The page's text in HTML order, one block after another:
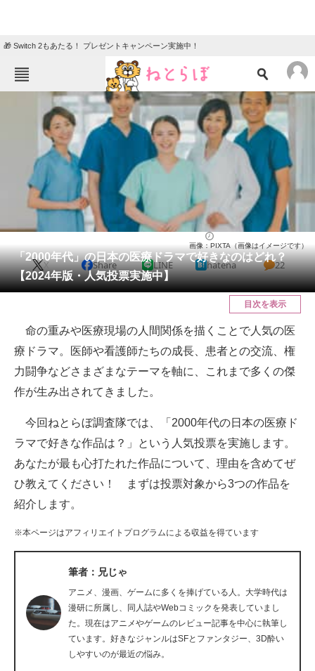
🎁 Switch 2もあたる！ プレゼントキャンペーン実施中！
ねとらぼメニュー
ニュース
クイズ
地域
教育・育児
動物 リサーチ
会員記事
メディア
ITの今と未来を見通す
スマホと通信の最新トレンド
ビジネスと働き方のヒント
マーケ×ITの今がよく分かる
ITエンジニア向け専門サイト
「2000年代」の日本の医療ドラマで好きなのはどれ？
【2024年版・人気投票実施中】
画像：PIXTA（画像はイメージです）
X Share LINE hatena 22
目次を表示
命の重みや医療現場の人間関係を描くことで人気の医
療ドラマ。医師や看護師たちの成長、患者との交流、権
力闘争などさまざまなテーマを軸に、これまで多くの傑
作が生み出されてきました。
今回ねとらぼ調査隊では、「2000年代の日本の医療ド
ラマで好きな作品は？」という人気投票を実施します。
あなたが最も心打たれた作品について、理由を含めてぜ
ひ教えてください！ まずは投票対象から3つの作品を
紹介します。
※本ページはアフィリエイトプログラムによる収益を得ています
筆者：兄じゃ
アニメ、漫画、ゲームに多くを捧げている人。大学時代は
漫研に所属し、同人誌やWebコミックを発表していまし
た。現在はアニメやゲームのレビュー記事を中心に執筆し
ています。好きなジャンルはSFとファンタジー、3D酔い
しやすいのが最近の悩み。